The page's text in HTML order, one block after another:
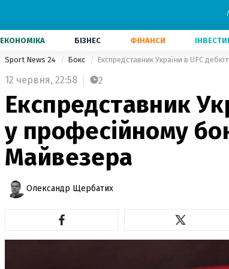
ЕКОНОМІКА БІЗНЕС ФІНАНСИ
Sport News 24 Бокс Експредставник України в UFC
12 червня, 22:58 2
Експредставник
у професійному
Майвезера
Олександр Щербатих